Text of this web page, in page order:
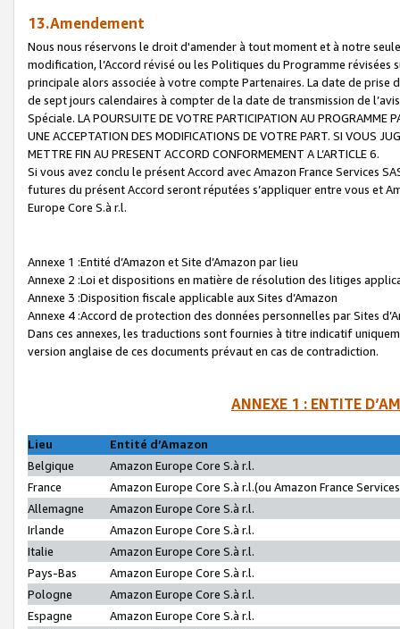
13.Amendement
Nous nous réservons le droit d'amender à tout moment et à notre
modification, l’Accord révisé ou les Politiques du Programme
principale alors associée à votre compte Partenaires. La date de
de sept jours calendaires à compter de la date de transmission de
Spéciale. LA POURSUITE DE VOTRE PARTICIPATION AU PROGRAMME
UNE ACCEPTATION DES MODIFICATIONS DE VOTRE PART. SI VOUS
METTRE FIN AU PRESENT ACCORD CONFORMEMENT A L’ARTICLE 6.
Si vous avez conclu le présent Accord avec Amazon France Services
futures du présent Accord seront réputées s’appliquer entre vous et
Europe Core S.à r.l.
Annexe 1 :Entité d’Amazon et Site d’Amazon par lieu
Annexe 2 :Loi et dispositions en matière de résolution des litiges
Annexe 3 :Disposition fiscale applicable aux Sites d’Amazon
Annexe 4 :Accord de protection des données personnelles par Sites
Dans ces annexes, les traductions sont fournies à titre indicatif
version anglaise de ces documents prévaut en cas de contradiction.
ANNEXE 1 : ENTITE
Lieu
Entité d’Amazon
Belgique
Amazon Europe Core S.à r.l.
France
Amazon Europe Core S.à r.l.(ou Amazon France
Allemagne
Amazon Europe Core S.à r.l.
Irlande
Amazon Europe Core S.à r.l.
Italie
Amazon Europe Core S.à r.l.
Pays-Bas
Amazon Europe Core S.à r.l.
Pologne
Amazon Europe Core S.à r.l.
Espagne
Amazon Europe Core S.à r.l.